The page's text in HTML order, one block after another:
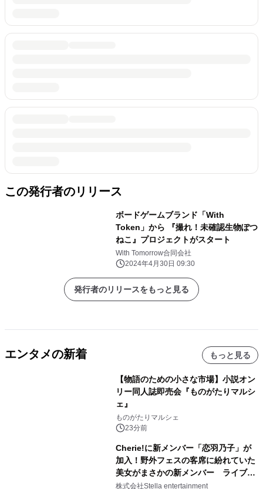
この発行者のリリース
ボードゲームブランド「With
Token」から 『撮れ！未確認生物ぽつ
ねこ』プロジェクトがスタート
With Tomorrow合同会社
2024年4月30日 09:30
発行者のリリースをもっと見る
エンタメの新着 もっと見る
【物語のための小さな市場】小説オン
リー同人誌即売会『ものがたりマルシ
ェ』
ものがたりマルシェ
23分前
Cherie!に新メンバー「恋羽乃子」が
加入！野外フェスの客席に紛れていた
美女がまさかの新メンバー ライブ中
のサプライズ発表に会場騒然
株式会社Stella entertainment